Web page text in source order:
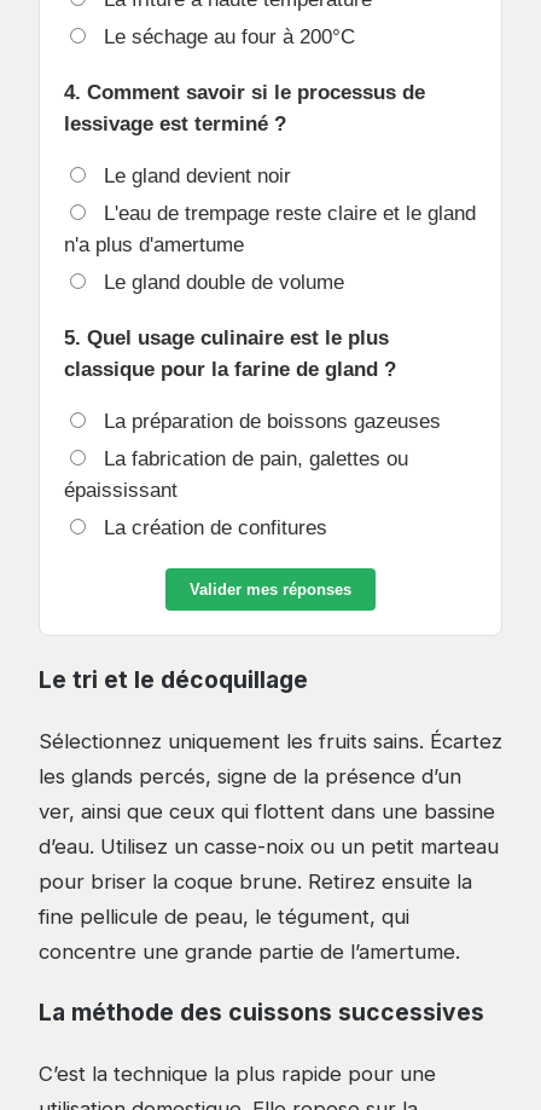
Le séchage au four à 200°C
4. Comment savoir si le processus de
lessivage est terminé ?
Le gland devient noir
L'eau de trempage reste claire et le gland
n'a plus d'amertume
Le gland double de volume
5. Quel usage culinaire est le plus
classique pour la farine de gland ?
La préparation de boissons gazeuses
La fabrication de pain, galettes ou
épaississant
La création de confitures
Valider mes réponses
Le tri et le décoquillage
Sélectionnez uniquement les fruits sains. Écartez
les glands percés, signe de la présence d’un
ver, ainsi que ceux qui flottent dans une bassine
d’eau. Utilisez un casse-noix ou un petit marteau
pour briser la coque brune. Retirez ensuite la
fine pellicule de peau, le tégument, qui
concentre une grande partie de l’amertume.
La méthode des cuissons successives
C’est la technique la plus rapide pour une